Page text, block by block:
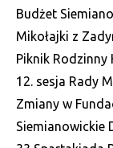
Budżet
Mikołajki z
Piknik Rodzinny
12. sesja Rady
Zmiany w
Siemianowickie